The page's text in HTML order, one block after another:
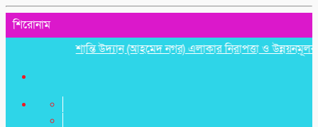
শিরোনাম
শান্তি উদ্যান (আহমেদ নগর) এলাকার নিরাপত্তা ও উন্নয়নমূলক